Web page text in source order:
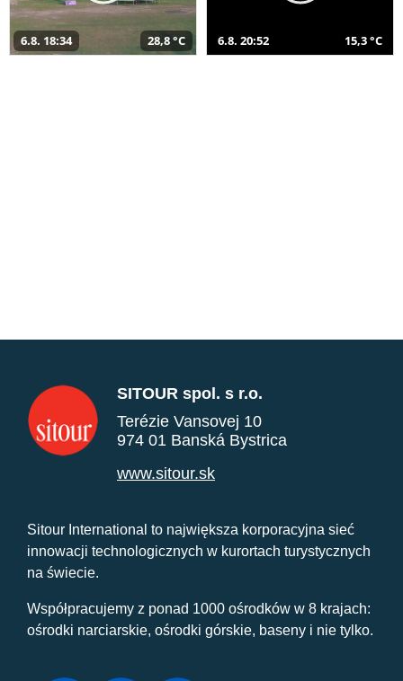
6.8. 18:34 28,8 °C 6.8. 20:52 15,3 °C
SITOUR spol. s r.o.
Terézie Vansovej 10
974 01 Banská Bystrica
www.sitour.sk
Sitour International to największa korporacyjna sieć
innowacji technologicznych w kurortach turystycznych
na świecie.
Współpracujemy z ponad 1000 ośrodków w 8 krajach:
ośrodki narciarskie, ośrodki górskie, baseny i nie tylko.